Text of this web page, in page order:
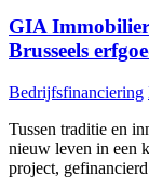
GIA
Brusseels
Bedrijfsfinanciering
Tussen traditie en
nieuw leven in een
project,